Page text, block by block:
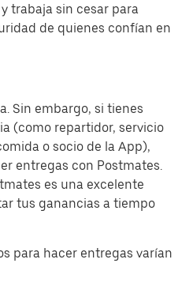
trabaja sin cesar para
de quienes confían en
Sin embargo, si tienes
(como repartidor, servicio
o socio de la App),
entregas con Postmates.
es una excelente
tus ganancias a tiempo
para hacer entregas varían